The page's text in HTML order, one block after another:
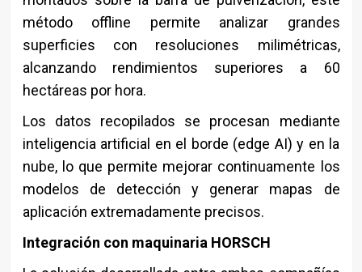
método offline permite analizar grandes
superficies con resoluciones milimétricas,
alcanzando rendimientos superiores a 60
hectáreas por hora.
Los datos recopilados se procesan mediante
inteligencia artificial en el borde (edge AI) y en la
nube, lo que permite mejorar continuamente los
modelos de detección y generar mapas de
aplicación extremadamente precisos.
Integración con maquinaria HORSCH